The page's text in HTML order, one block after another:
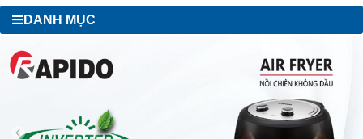
DANH MỤC